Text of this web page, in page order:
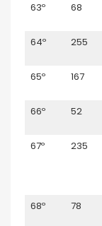
63º 68
64º 255
65º 167
66º 52
67º 235
68º 78